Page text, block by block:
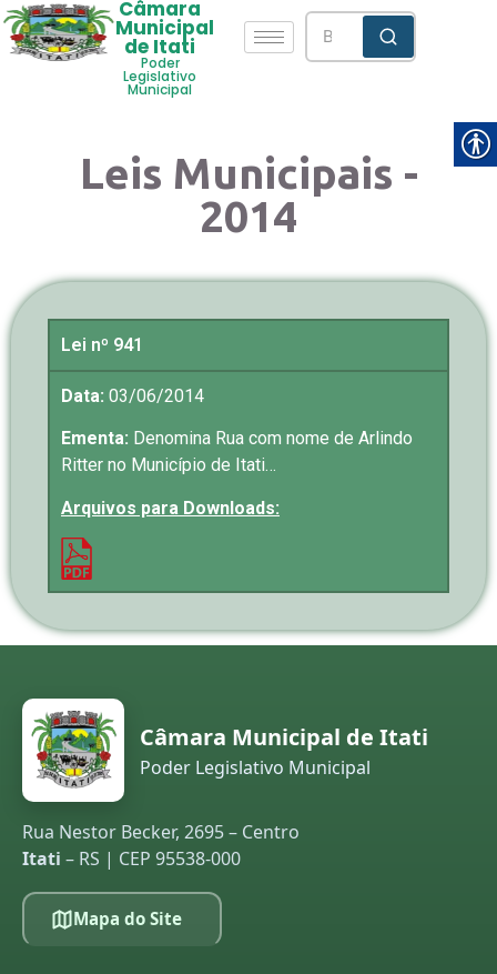
Câmara
Municipal
de Itati
Poder
Legislativo
Municipal
Leis Municipais -
2014
Lei nº 941
Data: 03/06/2014
Ementa: Denomina Rua com nome de Arlindo
Ritter no Município de Itati…
Arquivos para Downloads:
Câmara Municipal de Itati
Poder Legislativo Municipal
Rua Nestor Becker, 2695 – Centro
Itati – RS | CEP 95538-000
Mapa do Site